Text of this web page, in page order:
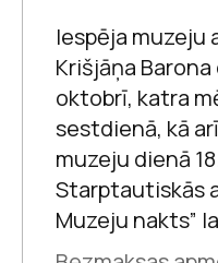
Krišjāņa Barona
idejas
veikums,
Iespēja muzeju
Krišjāņa
oktobrī, katra
sestdienā, kā
muzeju dienā
Starptautiskās
Muzeju nakts”